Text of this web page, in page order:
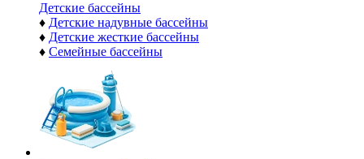
Детские бассейны
♦ Детские надувные бассейны
♦ Детские жесткие бассейны
♦ Семейные бассейны